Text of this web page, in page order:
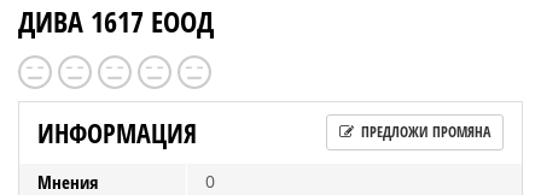
ДИВА 1617 ЕООД
ИНФОРМАЦИЯ ПРЕДЛОЖИ ПРОМЯНА
Мнения 0